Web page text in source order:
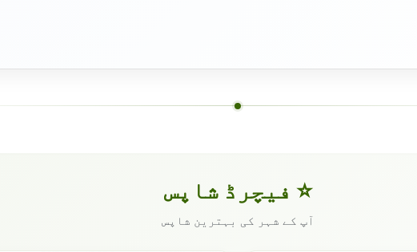
⭐ فیچرڈ شاپس
آپ کے شہر کی بہترین شاپس